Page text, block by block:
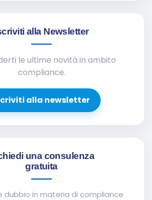
alla Newsletter
le ultime novità in ambito
compliance.
alla newsletter
una consulenza
gratuita
dubbio in materia di compliance